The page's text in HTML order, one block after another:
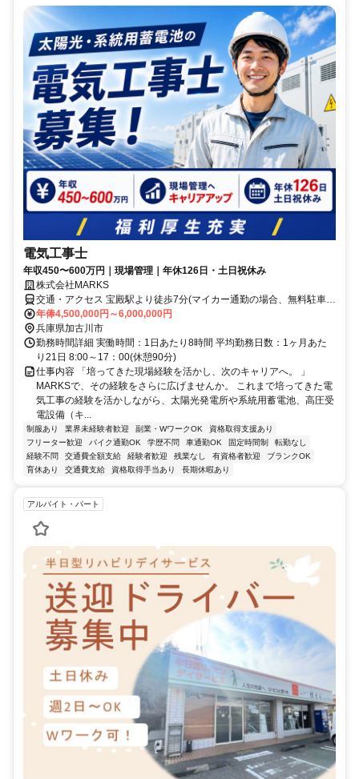
電気工事士
年収450〜600万円｜現場管理｜年休126日・土日祝休み
株式会社MARKS
交通・アクセス 宝殿駅より徒歩7分(マイカー通勤の場合、無料駐車場
あり)
年俸4,500,000円～6,000,000円
兵庫県加古川市
勤務時間詳細 実働時間：1日あたり8時間 平均勤務日数：1ヶ月あた
り21日 8:00～17：00(休憩90分)
仕事内容 「培ってきた現場経験を活かし、次のキャリアへ。 」
MARKSで、その経験をさらに広げませんか。 これまで培ってきた電
気工事の経験を活かしながら、太陽光発電所や系統用蓄電池、高圧受
電設備（キ...
制服あり 業界未経験者歓迎 副業・WワークOK
資格取得支援あり
フリーター歓迎
バイク通勤OK 学歴不問 車通勤OK 固定時間制
転勤なし
経験不問
交通費全額支給 経験者歓迎 残業なし 有資格者歓迎
ブランクOK
育休あり
交通費支給 資格取得手当あり 長期休暇あり
アルバイト・パート